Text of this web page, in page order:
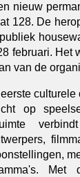
nieuw
128. De
februari. Het
van de
op